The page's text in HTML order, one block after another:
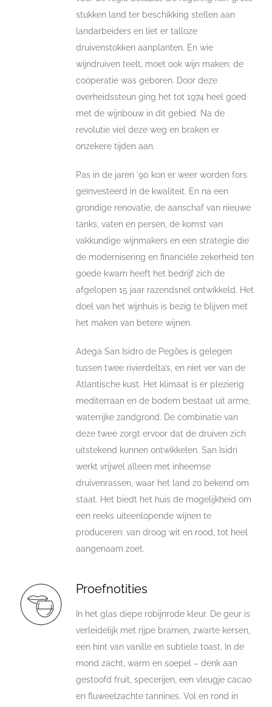
stukken land ter beschikking stellen aan
landarbeiders en liet er talloze
druivenstokken aanplanten. En wie
wijndruiven teelt, moet ook wijn maken: de
coöperatie was geboren. Door deze
overheidssteun ging het tot 1974 heel goed
met de wijnbouw in dit gebied. Na de
revolutie viel deze weg en braken er
onzekere tijden aan.
Pas in de jaren ’90 kon er weer worden fors
geïnvesteerd in de kwaliteit. En na een
grondige renovatie, de aanschaf van nieuwe
tanks, vaten en persen, de komst van
vakkundige wijnmakers en een strategie die
de modernisering en financiële zekerheid ten
goede kwam heeft het bedrijf zich de
afgelopen 15 jaar razendsnel ontwikkeld. Het
doel van het wijnhuis is bezig te blijven met
het maken van betere wijnen.
Adega San Isidro de Pegões is gelegen
tussen twee rivierdelta’s, en niet ver van de
Atlantische kust. Het klimaat is er plezierig
mediterraan en de bodem bestaat uit arme,
waterrijke zandgrond. De combinatie van
deze twee zorgt ervoor dat de druiven zich
uitstekend kunnen ontwikkelen. San Isidri
werkt vrijwel alleen met inheemse
druivenrassen, waar het land zo bekend om
staat. Het biedt het huis de mogelijkheid om
een reeks uiteenlopende wijnen te
produceren: van droog wit en rood, tot heel
aangenaam zoet.
Proefnotities
In het glas diepe robijnrode kleur. De geur is
verleidelijk met rijpe bramen, zwarte kersen,
een hint van vanille en subtiele toast. In de
mond zacht, warm en soepel – denk aan
gestoofd fruit, specerijen, een vleugje cacao
en fluweelzachte tannines. Vol en rond in